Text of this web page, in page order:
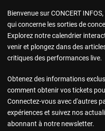
Bienvenue sur CONCERT
qui concerne les sorties de
Explorez notre calendrier
venir et plongez dans des
critiques des performances live.
Obtenez des informations
comment obtenir vos tickets
Connectez-vous avec d'autres
expériences et suivez nos
abonnant à notre newsletter.